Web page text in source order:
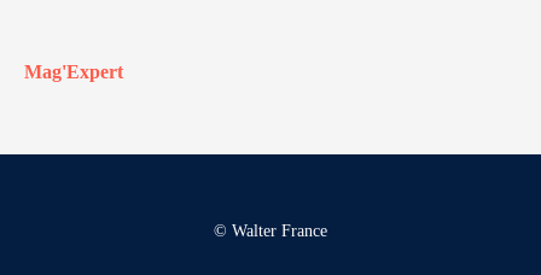
Mag'Expert
© Walter France